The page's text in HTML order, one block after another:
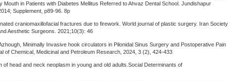
Mouth in Patients with Diabetes Mellitus Referred to Ahvaz Dental School. Jundishapur
Supplement, p89-96. 8p
craniomaxillofacial fractures due to firework. World journal of plastic surgery. Iran Society
Aesthetic Surgeons. 2021;10(3): 46
Minimally Invasive hook circulators in Pilonidal Sinus Surgery and Postoperative Pain
of Chemical, Medicinal and Petroleum Research, 2024, 3 (2), 424-433
of head and neck neoplasm in young and old adults.Social Determinants of